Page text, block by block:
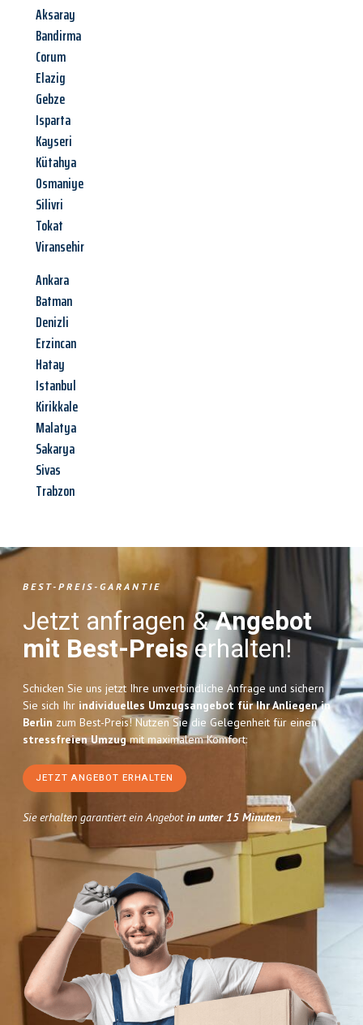
Aksaray
Bandirma
Corum
Elazig
Gebze
Isparta
Kayseri
Kütahya
Osmaniye
Silivri
Tokat
Viransehir
Ankara
Batman
Denizli
Erzincan
Hatay
Istanbul
Kirikkale
Malatya
Sakarya
Sivas
Trabzon
BEST-PREIS-GARANTIE
Jetzt anfragen &Angebot
mit Best-Preiserhalten!
Schicken Sie uns jetzt Ihre unverbindliche Anfrage und sichern
Sie sich Ihr individuelles Umzugsangebot für Ihr Anliegen in
Berlin zum Best-Preis! Nutzen Sie die Gelegenheit für einen
stressfreien Umzugmit maximalem Komfort:
JETZT ANGEBOT ERHALTEN
Sie erhalten garantiert ein Angebotin unter 15 Minuten.